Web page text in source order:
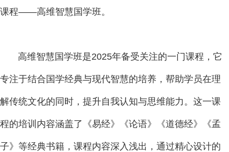
课程——高维智慧国学班。
高维智慧国学班是2025年备受关注的一门课程，它
专注于结合国学经典与现代智慧的培养，帮助学员在理
解传统文化的同时，提升自我认知与思维能力。这一课
程的培训内容涵盖了《易经》《论语》《道德经》《孟
子》等经典书籍，课程内容深入浅出，通过精心设计的